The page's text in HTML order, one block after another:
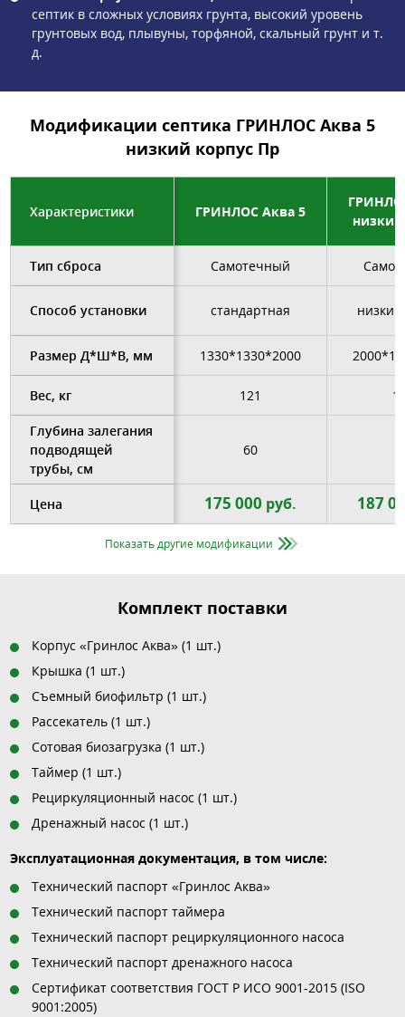
септик в сложных условиях грунта, высокий уровень
грунтовых вод, плывуны, торфяной, скальный грунт и т.
д.
Модификации септика ГРИНЛОС Аква 5
низкий корпус Пр
Характеристики ГРИНЛОС Аква 5
низкий
Тип сброса Самотечный
Способ установки стандартная низкий
Размер Д*Ш*В, мм 1330*1330*2000
Вес, кг 121
Глубина залегания
подводящей
трубы, см
60
Цена 175 000 руб. 187
Показать другие модификации
Комплект поставки
Корпус «Гринлос Аква» (1 шт.)
Крышка (1 шт.)
Съемный биофильтр (1 шт.)
Рассекатель (1 шт.)
Сотовая биозагрузка (1 шт.)
Таймер (1 шт.)
Рециркуляционный насос (1 шт.)
Дренажный насос (1 шт.)
Эксплуатационная документация, в том числе:
Технический паспорт «Гринлос Аква»
Технический паспорт таймера
Технический паспорт рециркуляционного насоса
Технический паспорт дренажного насоса
Сертификат соответствия ГОСТ Р ИСО 9001-2015 (ISO
9001:2005)